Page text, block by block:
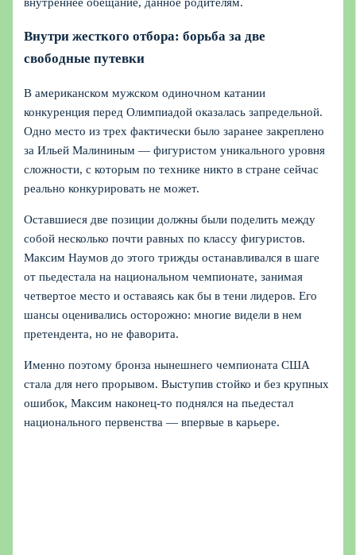
внутреннее обещание, данное родителям.
Внутри жесткого отбора: борьба за две
свободные путевки
В американском мужском одиночном катании
конкуренция перед Олимпиадой оказалась запредельной.
Одно место из трех фактически было заранее закреплено
за Ильей Малининым — фигуристом уникального уровня
сложности, с которым по технике никто в стране сейчас
реально конкурировать не может.
Оставшиеся две позиции должны были поделить между
собой несколько почти равных по классу фигуристов.
Максим Наумов до этого трижды останавливался в шаге
от пьедестала на национальном чемпионате, занимая
четвертое место и оставаясь как бы в тени лидеров. Его
шансы оценивались осторожно: многие видели в нем
претендента, но не фаворита.
Именно поэтому бронза нынешнего чемпионата США
стала для него прорывом. Выступив стойко и без крупных
ошибок, Максим наконец-то поднялся на пьедестал
национального первенства — впервые в карьере.